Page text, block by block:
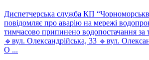
Диспетчерська служба КП
повідомляє про аварію на мережі
тимчасово припинено водопостачання за
🔹вул. Олександрійська, 33 🔹вул.
О ...